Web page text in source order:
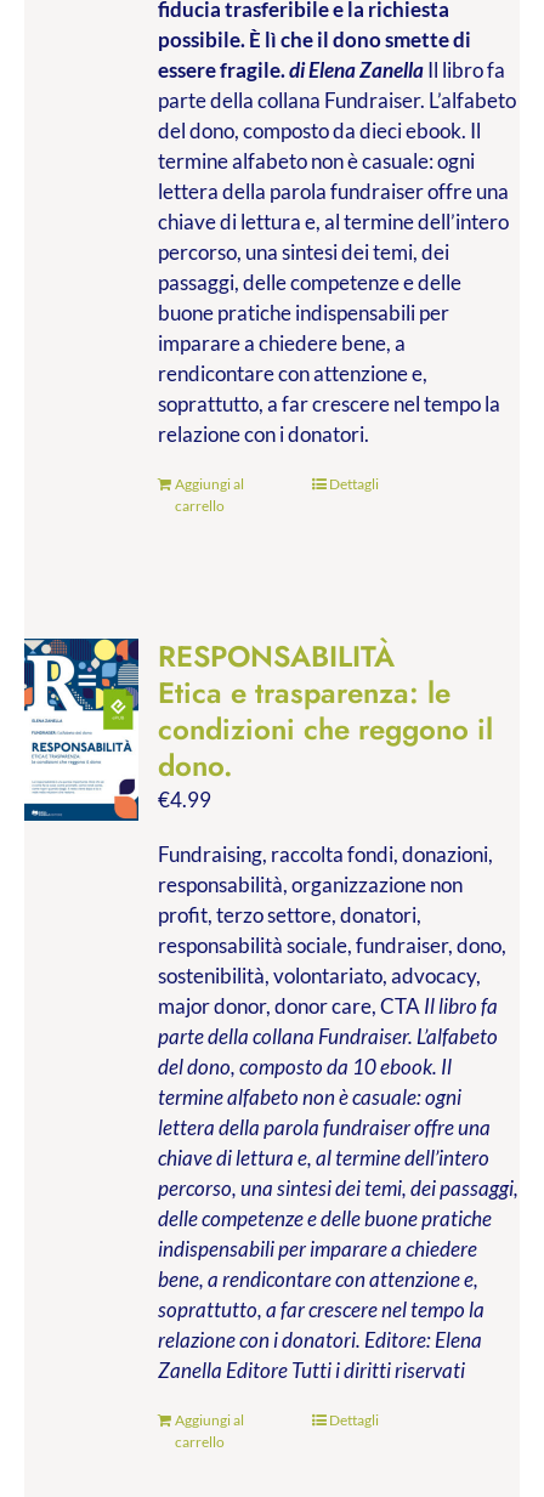
fiducia trasferibile e la richiesta
possibile. È lì che il dono smette di
essere fragile.di Elena ZanellaIl libro fa
parte della collana Fundraiser. L’alfabeto
del dono, composto da dieci ebook. Il
termine alfabeto non è casuale: ogni
lettera della parola fundraiser offre una
chiave di lettura e, al termine dell’intero
percorso, una sintesi dei temi, dei
passaggi, delle competenze e delle
buone pratiche indispensabili per
imparare a chiedere bene, a
rendicontare con attenzione e,
soprattutto, a far crescere nel tempo la
relazione con i donatori.
Aggiungi al
carrello
Dettagli
RESPONSABILITÀ
Etica e trasparenza: le
condizioni che reggono il
dono.
€4.99
Fundraising, raccolta fondi, donazioni,
responsabilità, organizzazione non
profit, terzo settore, donatori,
responsabilità sociale, fundraiser, dono,
sostenibilità, volontariato, advocacy,
major donor, donor care, CTA Il libro fa
parte della collana Fundraiser. L’alfabeto
del dono, composto da 10 ebook. Il
termine alfabeto non è casuale: ogni
lettera della parola fundraiser offre una
chiave di lettura e, al termine dell’intero
percorso, una sintesi dei temi, dei passaggi,
delle competenze e delle buone pratiche
indispensabili per imparare a chiedere
bene, a rendicontare con attenzione e,
soprattutto, a far crescere nel tempo la
relazione con i donatori. Editore: Elena
Zanella EditoreTutti i diritti riservati
Aggiungi al
carrello
Dettagli